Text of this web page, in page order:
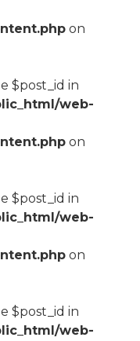
on
$post_id in
web-
on
$post_id in
web-
on
$post_id in
web-